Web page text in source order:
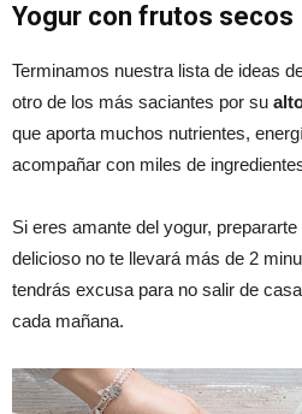
Yogur con frutos secos
Terminamos nuestra lista de ideas
otro de los más saciantes por su
que aporta muchos nutrientes,
acompañar con miles de
Si eres amante del yogur,
delicioso no te llevará más de 2
tendrás excusa para no salir de
cada mañana.